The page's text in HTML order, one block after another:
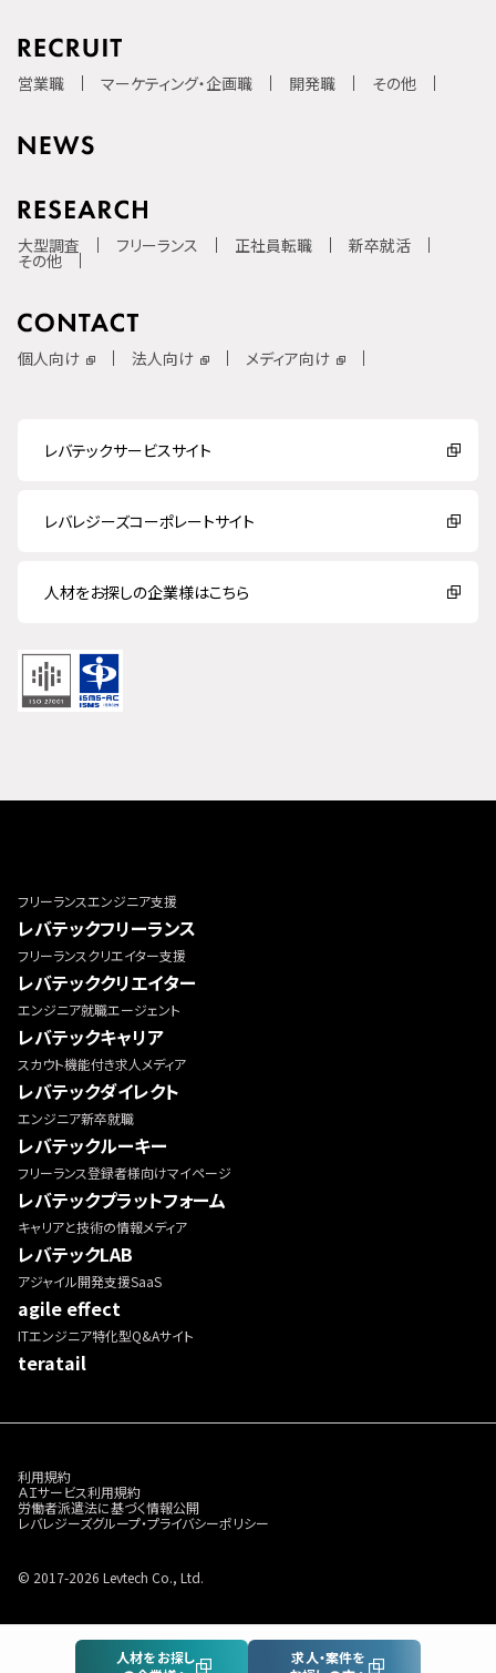
人材をお探し
求人・案件を
営業職 マーケティング・企画職 開発職 その他
大型調査 フリーランス 正社員転職 新卒就活
その他
個人向け 法人向け メディア向け
レバテックサービスサイト
レバレジーズコーポレートサイト
人材をお探しの企業様はこちら
フリーランスエンジニア支援
レバテックフリーランス
フリーランスクリエイター支援
レバテッククリエイター
エンジニア就職エージェント
レバテックキャリア
スカウト機能付き求人メディア
レバテックダイレクト
エンジニア新卒就職
レバテックルーキー
フリーランス登録者様向けマイページ
レバテックプラットフォーム
キャリアと技術の情報メディア
レバテックLAB
アジャイル開発支援SaaS
agile effect
ITエンジニア特化型Q&Aサイト
teratail
利用規約
ＡＩサービス利用規約
労働者派遣法に基づく情報公開
レバレジーズグループ・プライバシーポリシー
© 2017-2026 Levtech Co., Ltd.